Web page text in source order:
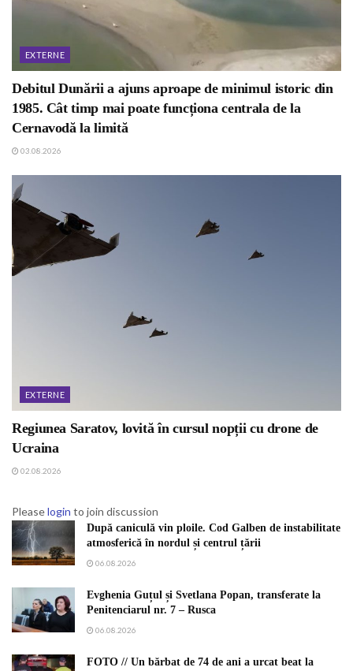
EXTERNE
Debitul Dunării a ajuns aproape de minimul istoric din
1985. Cât timp mai poate funcționa centrala de la
Cernavodă la limită
03.08.2026
EXTERNE
Regiunea Saratov, lovită în cursul nopții cu drone de
Ucraina
02.08.2026
Pleaselogin to join discussion
După caniculă vin ploile. Cod Galben de instabilitate
atmosferică în nordul și centrul țării
06.08.2026
Evghenia Guțul și Svetlana Popan, transferate la
Penitenciarul nr. 7 – Rusca
06.08.2026
FOTO // Un bărbat de 74 de ani a urcat beat la